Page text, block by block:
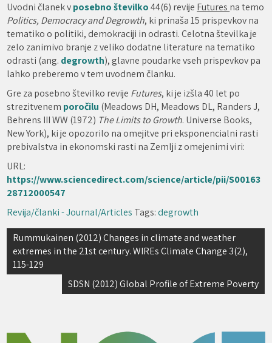
Uvodni članek vposebno številko44(6) revije Futures na temo
Politics, Democracy and Degrowth, ki prinaša 15 prispevkov na
tematiko o politiki, demokraciji in odrasti. Celotna številka je
zelo zanimivo branje z veliko dodatne literature na tematiko
odrasti (ang. degrowth), glavne poudarke vseh prispevkov pa
lahko preberemo v tem uvodnem članku.
Gre za posebno številko revije Futures, ki je izšla 40 let po
strezitvenem poročilu (Meadows DH, Meadows DL, Randers J,
Behrens III WW (1972) The Limits to Growth. Universe Books,
New York), ki je opozorilo na omejitve pri eksponencialni rasti
prebivalstva in ekonomski rasti na Zemlji z omejenimi viri:
URL:
https://www.sciencedirect.com/science/article/pii/S00163
28712000547
Revija/članki - Journal/Articles Tags:degrowth
Navigacija
prispevka
Rummukainen (2012) Changes in climate and weather
extremes in the 21st century. WIREs Climate Change 3(2),
115-129
SDSN (2012) Global Profile of Extreme Poverty